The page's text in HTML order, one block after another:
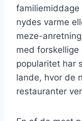
familiemiddage
nydes varme
meze-
med forskellige
popularitet har
lande, hvor de
restauranter